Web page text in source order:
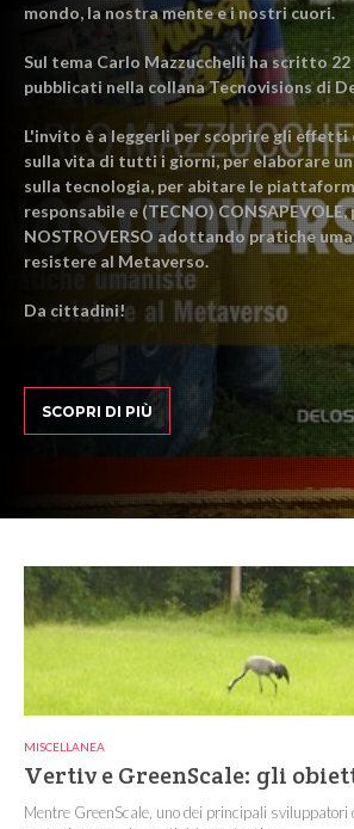
mondo, la nostra mente e i nostri cuori.
Sul tema Carlo Mazzucchelli ha scritto
pubblicati nella collana Tecnovisions di
L'invito è a leggerli per scoprire gli
sulla vita di tutti i giorni, per elaborare
sulla tecnologia, per abitare le
responsabile e (TECNO)
NOSTROVERSO adottando pratiche
resistere al Metaverso.
Da cittadini!
SCOPRI DI PIÙ
MISCELLANEA
Vertiv e GreenScale: gli
Mentre GreenScale, uno dei principali